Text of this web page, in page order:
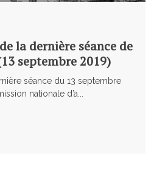
la dernière séance de
septembre 2019)
séance du 13 septembre
nationale d’a...